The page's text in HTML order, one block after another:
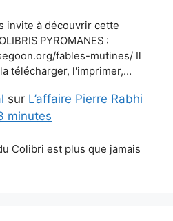
invite à découvrir cette
PYROMANES :
fables-mutines/ Il
télécharger, l'imprimer,…
sur L’affaire Pierre Rabhi
minutes
Colibri est plus que jamais